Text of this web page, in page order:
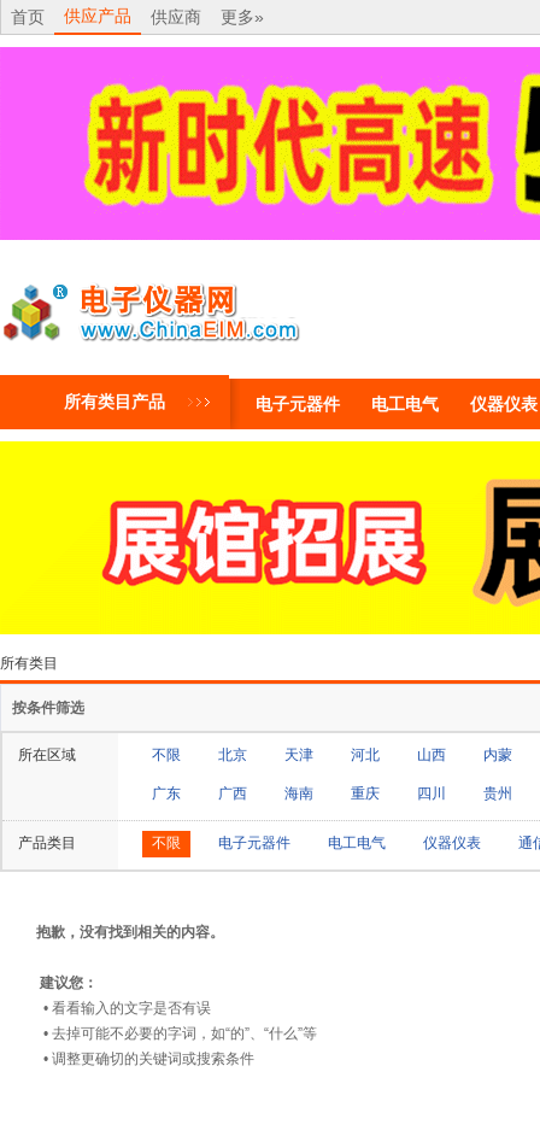
首页 供应产品 供应商 更多»
所有类目产品 电子元器件 电工电气 仪器仪表
所有类目
按条件筛选
所在区域 不限 北京 天津 河北 山西 内蒙
广东 广西 海南 重庆 四川 贵州
产品类目 不限 电子元器件 电工电气 仪器仪表 通
抱歉，没有找到相关的内容。
建议您：
• 看看输入的文字是否有误
• 去掉可能不必要的字词，如“的”、“什么”等
• 调整更确切的关键词或搜索条件